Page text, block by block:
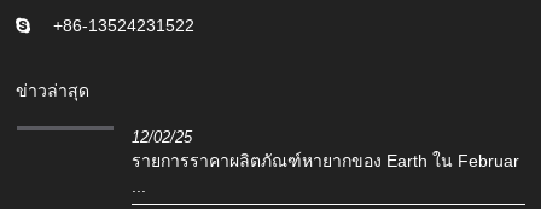
+86-13524231522
ข่าวล่าสุด
12/02/25
รายการราคาผลิตภัณฑ์หายากของ Earth ใน Februar